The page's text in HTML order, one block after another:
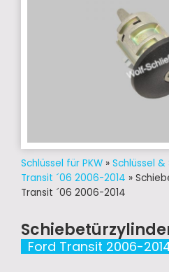
Schlüssel für PKW » Schlüssel &
Transit ´06 2006-2014 »
Transit ´06 2006-2014
Ford Transit 2006-